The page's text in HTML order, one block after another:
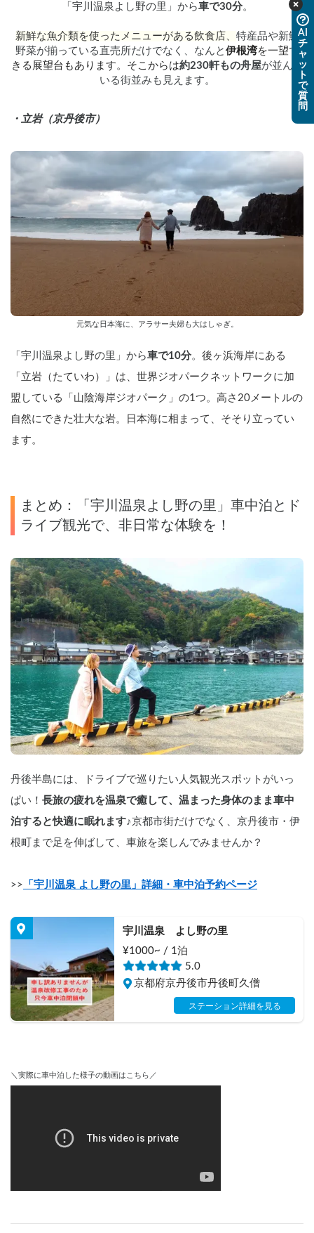
「宇川温泉よし野の里」から車で30分。
新鮮な魚介類を使ったメニューがある飲食店、 特産品や新鮮
野菜が揃っている直売所だけでなく、なんと 伊根湾を一望で
きる展望台もあります。そこからは約230軒もの舟屋が並んで
いる街並みも見えます。
・立岩（京丹後市）
元気な日本海に、アラサー夫婦も大はしゃぎ。
「宇川温泉よし野の里」から車で10分。 後ヶ浜海岸にある
「立岩（たていわ）」は、世界ジオパークネットワークに加
盟している「山陰海岸ジオパーク」の1つ。高さ20メートルの
自然にできた壮大な岩。日本海に相まって、そそり立ってい
ます。
まとめ：「宇川温泉よし野の里」車中泊とド
ライブ観光で、非日常な体験を！
丹後半島には、ドライブで巡りたい人気観光スポットがいっ
ぱい！ 長旅の疲れを温泉で癒して、温まった身体のまま車中
泊すると快適に眠れます♪京都市街だけでなく、京丹後市・伊
根町まで足を伸ばして、車旅を楽しんでみませんか？
>> 「宇川温泉 よし野の里」詳細・車中泊予約ページ
宇川温泉　よし野の里
¥1000~ / 1泊
5.0
京都府京丹後市丹後町久僧
ステーション詳細を見る
＼実際に車中泊した様子の動画はこちら／
AI
チ
ャ
ッ
ト
で
質
問